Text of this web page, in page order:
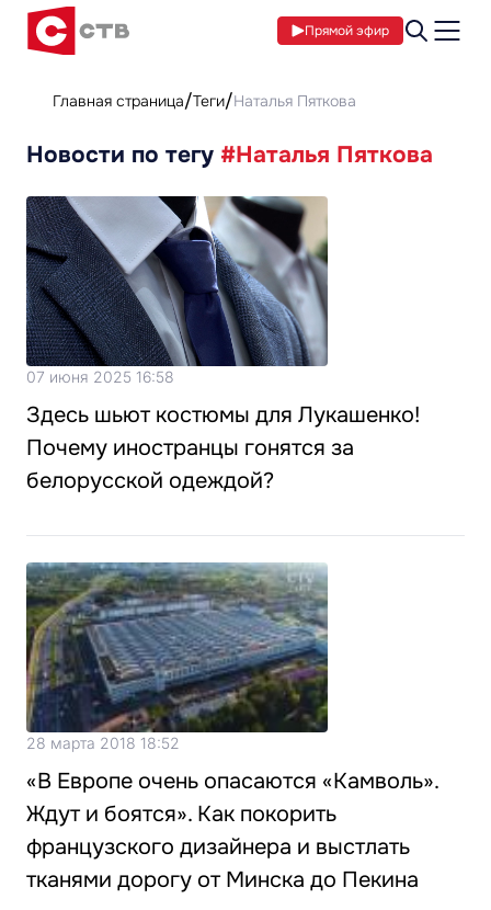
Прямой эфир
Главная страница Теги Наталья Пяткова
Новости по тегу #Наталья Пяткова
07 июня 2025 16:58
Здесь шьют костюмы для Лукашенко!
Почему иностранцы гонятся за
белорусской одеждой?
28 марта 2018 18:52
«В Европе очень опасаются «Камволь».
Ждут и боятся». Как покорить
французского дизайнера и выстлать
тканями дорогу от Минска до Пекина